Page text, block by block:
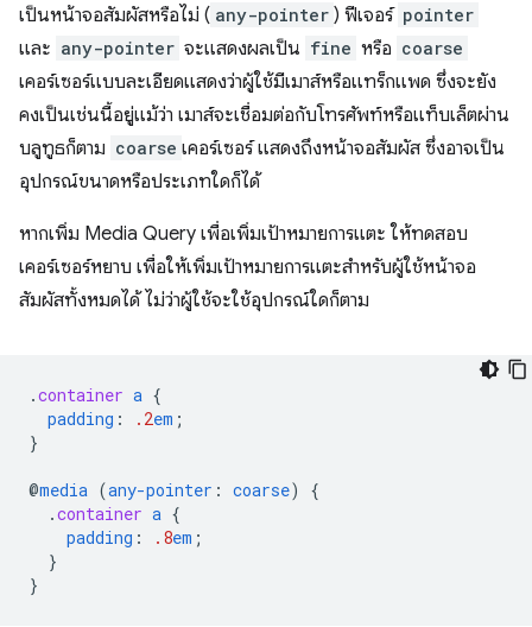
เป็นหน้าจอสัมผัสหรือไม่ ( any-pointer ) ฟีเจอร์ pointer
และ any-pointer จะแสดงผลเป็น fine หรือ coarse
เคอร์เซอร์แบบละเอียดแสดงว่าผู้ใช้มีเมาส์หรือแทร็กแพด ซึ่งจะยัง
คงเป็นเช่นนี้อยู่แม้ว่า เมาส์จะเชื่อมต่อกับโทรศัพท์หรือแท็บเล็ตผ่าน
บลูทูธก็ตาม coarse เคอร์เซอร์ แสดงถึงหน้าจอสัมผัส ซึ่งอาจเป็น
อุปกรณ์ขนาดหรือประเภทใดก็ได้
หากเพิ่ม Media Query เพื่อเพิ่มเป้าหมายการแตะ ให้ทดสอบ
เคอร์เซอร์หยาบ เพื่อให้เพิ่มเป้าหมายการแตะสำหรับผู้ใช้หน้าจอ
สัมผัสทั้งหมดได้ ไม่ว่าผู้ใช้จะใช้อุปกรณ์ใดก็ตาม
.container a {
padding : .2em ;
}
@media (any-pointer : coarse)
{
.container a {
padding : .8em ;
}
}